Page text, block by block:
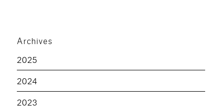
Archives
2025
2024
2023